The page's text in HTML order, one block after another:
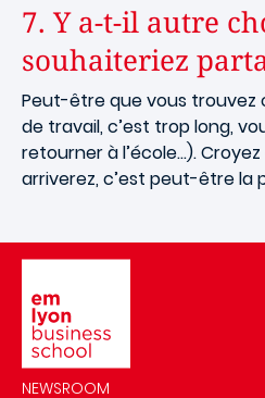
7. Y a-t-il autre
souhaiteriez
Peut-être que vous
de travail, c’est trop long,
retourner à l’école…).
arriverez, c’est peut-être la
NEWSROOM